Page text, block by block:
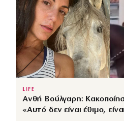
LIFE
Ανθή Βούλγαρη:
«Αυτό δεν είναι έθιμο,